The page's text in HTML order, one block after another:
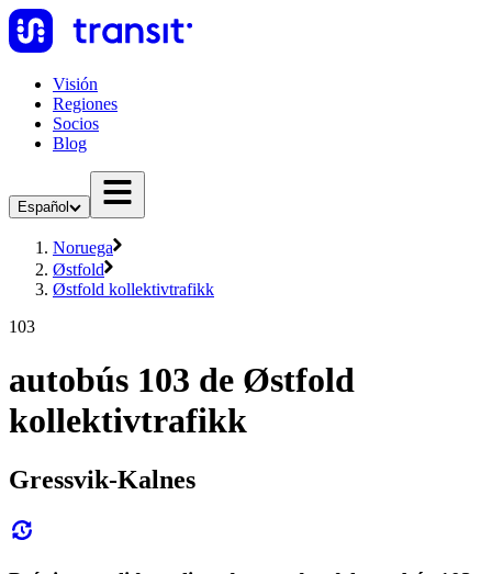
Visión
Regiones
Socios
Blog
Español
Noruega
Østfold
Østfold kollektivtrafikk
103
autobús 103 de Østfold
kollektivtrafikk
Gressvik-Kalnes